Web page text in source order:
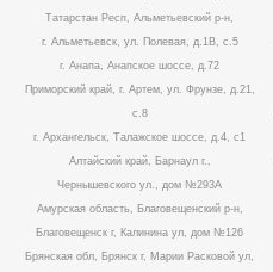
Татарстан Респ, Альметьевский р-н,
г. Альметьевск, ул. Полевая, д.1В, с.5
г. Анапа, Анапское шоссе, д.72
Приморский край, г. Артем, ул. Фрунзе, д.21,
с.8
г. Архангельск, Талажское шоссе, д.4, с1
Алтайский край, Барнаул г.,
Чернышевского ул., дом №293А
Амурская область, Благовещенский р-н,
Благовещенск г, Калинина ул, дом №126
Брянская обл, Брянск г, Марии Расковой ул,